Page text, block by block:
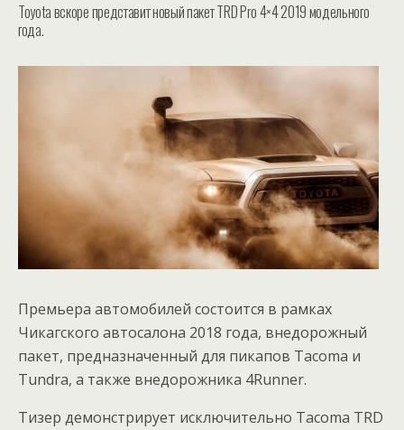
Toyota вскоре представит новый пакет TRD Pro 4×4 2019 модельного
года.
Премьера автомобилей состоится в рамках
Чикагского автосалона 2018 года, внедорожный
пакет, предназначенный для пикапов Tacoma и
Tundra, а также внедорожника 4Runner.
Тизер демонстрирует исключительно Tacoma TRD